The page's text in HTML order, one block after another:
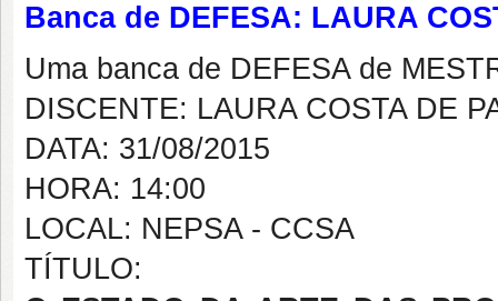
Banca de DEFESA: LAURA
Uma banca de DEFESA de
DISCENTE: LAURA COSTA DE
DATA: 31/08/2015
HORA: 14:00
LOCAL: NEPSA - CCSA
TÍTULO: